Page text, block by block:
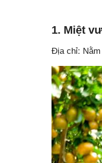
1. Miệt
Địa chỉ: Nằm